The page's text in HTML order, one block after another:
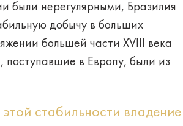
были нерегулярными, Бразилия
добычу в больших
большей части XVIII века
поступавшие в Европу, были из
стабильности владение